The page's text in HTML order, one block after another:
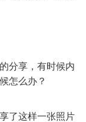
分享，有时候内
怎么办？
了这样一张照片